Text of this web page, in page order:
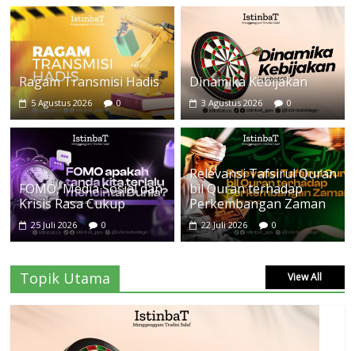
Ragam Transmisi Hadis
5 Agustus 2026 0
Dinamika Kebijakan
3 Agustus 2026 0
FOMO, Media Sosial dan
Krisis Rasa Cukup
25 Juli 2026 0
Relevansi Tafsirul Quran
bil Quran terhadap
Perkembangan Zaman
22 Juli 2026 0
Topik Utama View All